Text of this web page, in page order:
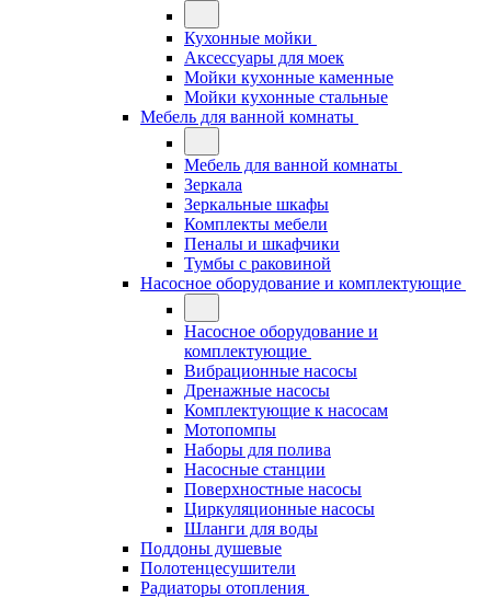
Кухонные мойки
Аксессуары для моек
Мойки кухонные каменные
Мойки кухонные стальные
Мебель для ванной комнаты
Мебель для ванной комнаты
Зеркала
Зеркальные шкафы
Комплекты мебели
Пеналы и шкафчики
Тумбы с раковиной
Насосное оборудование и комплектующие
Насосное оборудование и
комплектующие
Вибрационные насосы
Дренажные насосы
Комплектующие к насосам
Мотопомпы
Наборы для полива
Насосные станции
Поверхностные насосы
Циркуляционные насосы
Шланги для воды
Поддоны душевые
Полотенцесушители
Радиаторы отопления